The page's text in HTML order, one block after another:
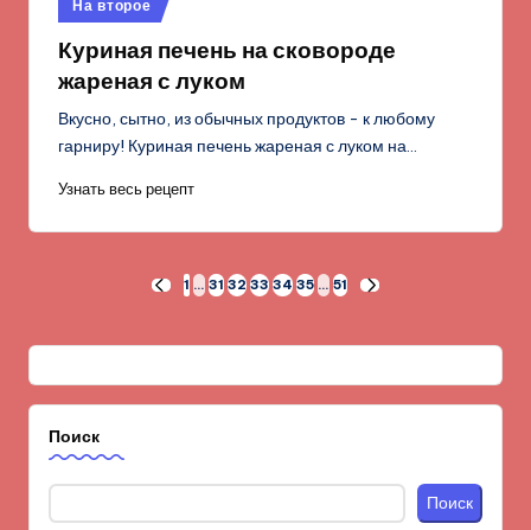
в
На второе
Куриная печень на сковороде
жареная с луком
Вкусно, сытно, из обычных продуктов - к любому
гарниру! Куриная печень жареная с луком на…
Узнать весь рецепт
Пагинация
записей
ПРЕД.
1 … 31 32 33 34 35 … 51
СЛЕД.
Поиск
Поиск